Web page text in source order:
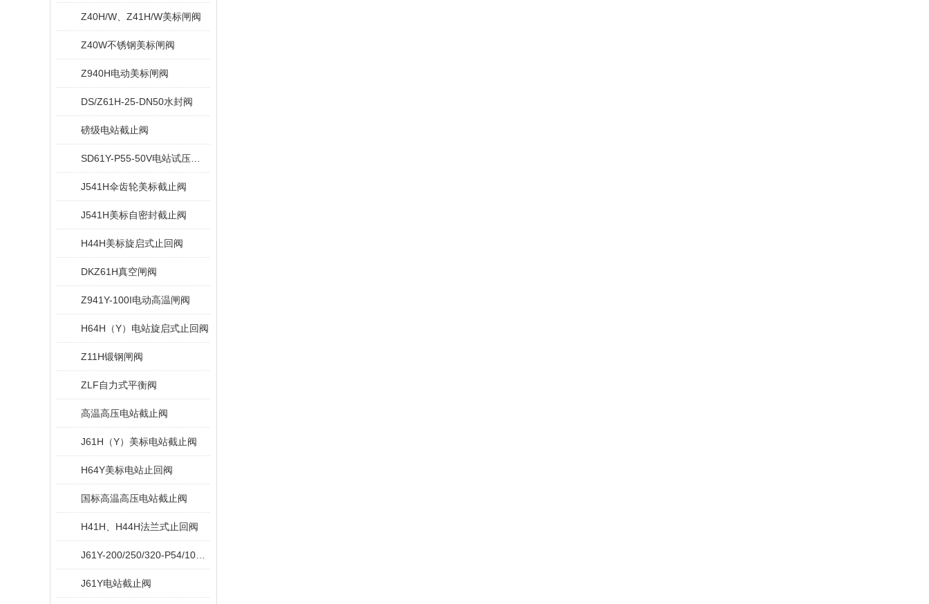
Z40H/W、Z41H/W美标闸阀
Z40W不锈钢美标闸阀
Z940H电动美标闸阀
DS/Z61H-25-DN50水封阀
磅级电站截止阀
J541H伞齿轮美标截止阀
J541H美标自密封截止阀
H44H美标旋启式止回阀
DKZ61H真空闸阀
Z941Y-100I电动高温闸阀
H64H（Y）电站旋启式止回阀
Z11H锻钢闸阀
ZLF自力式平衡阀
高温高压电站截止阀
J61H（Y）美标电站截止阀
H64Y美标电站止回阀
国标高温高压电站截止阀
H41H、H44H法兰式止回阀
J61Y电站截止阀